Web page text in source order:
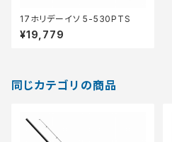
17ホリデーイソ 5-530PTS
¥19,779
同じカテゴリの商品